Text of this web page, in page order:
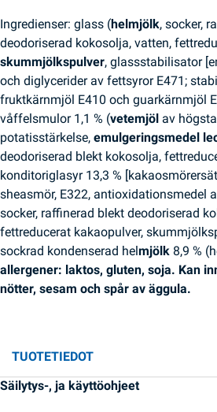
Ingredienser: glass (helmjölk, socker,
deodoriserad kokosolja, vatten,
skummjölkspulver, glassstabilisator
och diglycerider av fettsyror E471;
fruktkärnmjöl E410 och guarkärnmjöl
våffelsmulor 1,1 % (vetemjöl av
potatisstärkelse, emulgeringsmedel
deodoriserad blekt kokosolja,
konditoriglasyr 13,3 %
sheasmör, E322, antioxidationsmedel
socker, raffinerad blekt deodoriserad
fettreducerat kakaopulver,
sockrad kondenserad helmjölk 8,9 %
allergener: laktos, gluten, soja. Kan
nötter, sesam och spår av äggula.
TUOTETIEDOT
Säilytys-, ja käyttöohjeet